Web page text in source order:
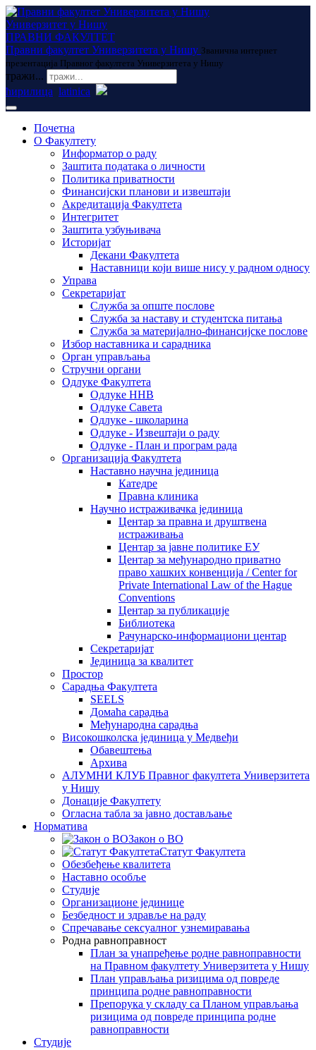
Универзитет у Нишу
ПРАВНИ ФАКУЛТЕТ
Правни факултет Универзитета у Нишу Званична интернет
презентација Правног факултета Универзитета у Нишу
тражи...
ћирилица latinica
Почетна
О Факултету
Информатор о раду
Заштита података о личности
Политика приватности
Финансијски планови и извештаји
Акредитација Факултета
Интегритет
Заштита узбуњивача
Историјат
Декани Факултета
Наставници који више нису у радном односу
Управа
Секретаријат
Служба за опште послове
Служба за наставу и студентска питања
Служба за материјално-финансијске послове
Избор наставника и сарадника
Oрган управљања
Стручни органи
Одлуке Факултета
Одлуке ННВ
Одлуке Савета
Одлуке - школарина
Одлуке - Извештаји о раду
Одлуке - План и програм рада
Организација Факултета
Наставно научна јединица
Катедре
Правна клиника
Научно истраживачка јединица
Центар за правна и друштвена
истраживања
Центар за јавне политике ЕУ
Центар за међународно приватно
право хашких конвенција / Center for
Private International Law of the Hague
Conventions
Центар за публикације
Библиотека
Рачунарско-информациони центар
Секретаријат
Јединица за квалитет
Простор
Сарадња Факултета
SEELS
Домаћа сарадња
Међународна сарадња
Високошколска јединица у Медвеђи
Обавештења
Архива
АЛУМНИ КЛУБ Правног факултета Универзитета
у Нишу
Донације Факултету
Огласна табла за јавно достављање
Норматива
Закон о ВО
Статут Факултета
Обезбеђење квалитета
Наставно особље
Студије
Организационе јединице
Безбедност и здравље на раду
Спречавање сексуалног узнемиравања
Родна равноправност
План за унапређење родне равноправности
на Правном факултету Универзитета у Нишу
План управљања ризицима од повреде
принципа родне равноправности
Препорука у складу са Планом управљања
ризицима од повреде принципа родне
равноправности
Студије